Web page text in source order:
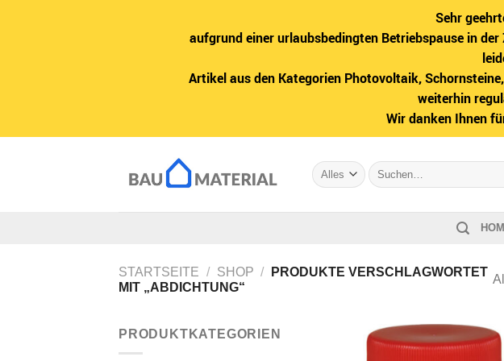
Sehr
aufgrund einer urlaubsbedingten Betriebspause in
Artikel aus den Kategorien Photovoltaik,
weiterhin
Wir danken Ihnen
Suche
nach:
STARTSEITE / SHOP /
PRODUKTE VERSCHLAGWORTET
MIT „ABDICHTUNG“
PRODUKTKATEGORIEN